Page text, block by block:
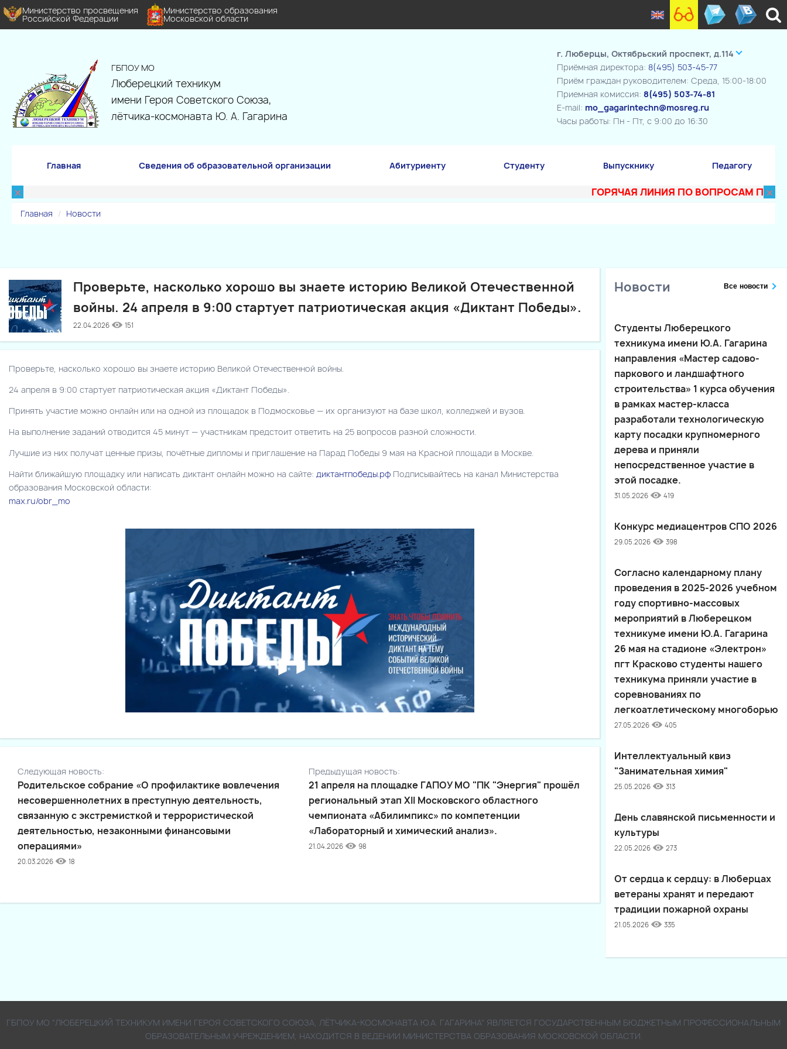
Министерство просвещения
Российской Федерации
Министерство образования
Московской области
ГБПОУ МО
Люберецкий техникум
имени Героя Советского Союза,
лётчика-космонавта Ю. А. Гагарина
г. Люберцы, Октябрьский проспект, д.114
Приёмная директора: 8(495) 503-45-77
Приём граждан руководителем: Среда, 15:00-18:00
Приемная комиссия: 8(495) 503-74-81
E-mail: mo_gagarintechn@mosreg.ru
Часы работы: Пн - Пт, с 9:00 до 16:30
Главная Сведения об образовательной организации Абитуриенту Студенту Выпускнику Педагогу
× ГОРЯЧАЯ ЛИНИЯ ПО ВОПРОСАМ ×
Главная Новости
Проверьте, насколько хорошо вы знаете историю Великой Отечественной
войны. 24 апреля в 9:00 стартует патриотическая акция «Диктант Победы».
22.04.2026 151
Проверьте, насколько хорошо вы знаете историю Великой Отечественной войны.
24 апреля в 9:00 стартует патриотическая акция «Диктант Победы».
Принять участие можно онлайн или на одной из площадок в Подмосковье — их организуют на базе школ, колледжей и вузов.
На выполнение заданий отводится 45 минут — участникам предстоит ответить на 25 вопросов разной сложности.
Лучшие из них получат ценные призы, почётные дипломы и приглашение на Парад Победы 9 мая на Красной площади в Москве.
Найти ближайшую площадку или написать диктант онлайн можно на сайте: диктантпобеды.рф Подписывайтесь на канал Министерства
образования Московской области:
max.ru/obr_mo
Следующая новость:
Родительское собрание «О профилактике вовлечения
несовершеннолетних в преступную деятельность,
связанную с экстремисткой и террористической
деятельностью, незаконными финансовыми
операциями»
20.03.2026 18
Предыдущая новость:
21 апреля на площадке ГАПОУ МО "ПК "Энергия" прошёл
региональный этап XII Московского областного
чемпионата «Абилимпикс» по компетенции
«Лабораторный и химический анализ».
21.04.2026 98
Новости Все новости
Студенты Люберецкого
техникума имени Ю.А. Гагарина
направления «Мастер садово-
паркового и ландшафтного
строительства» 1 курса обучения
в рамках мастер-класса
разработали технологическую
карту посадки крупномерного
дерева и приняли
непосредственное участие в
этой посадке.
31.05.2026 419
Конкурс медиацентров СПО 2026
29.05.2026 398
Согласно календарному плану
проведения в 2025-2026 учебном
году спортивно-массовых
мероприятий в Люберецком
техникуме имени Ю.А. Гагарина
26 мая на стадионе «Электрон»
пгт Красково студенты нашего
техникума приняли участие в
соревнованиях по
легкоатлетическому многоборью
27.05.2026 405
Интеллектуальный квиз
"Занимательная химия"
25.05.2026 313
День славянской письменности и
культуры
22.05.2026 273
От сердца к сердцу: в Люберцах
ветераны хранят и передают
традиции пожарной охраны
21.05.2026 335
ГБПОУ МО "ЛЮБЕРЕЦКИЙ ТЕХНИКУМ ИМЕНИ ГЕРОЯ СОВЕТСКОГО СОЮЗА, ЛЁТЧИКА-КОСМОНАВТА Ю.А. ГАГАРИНА" ЯВЛЯЕТСЯ ГОСУДАРСТВЕННЫМ БЮДЖЕТНЫМ ПРОФЕССИОНАЛЬНЫМ
ОБРАЗОВАТЕЛЬНЫМ УЧРЕЖДЕНИЕМ, НАХОДИТСЯ В ВЕДЕНИИ МИНИСТЕРСТВА ОБРАЗОВАНИЯ МОСКОВСКОЙ ОБЛАСТИ.